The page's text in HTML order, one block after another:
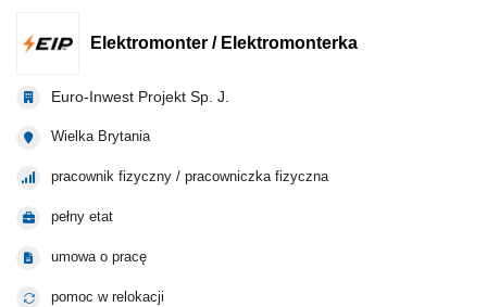
Elektromonter / Elektromonterka
Euro-Inwest Projekt Sp. J.
Wielka Brytania
pracownik fizyczny / pracowniczka fizyczna
pełny etat
umowa o pracę
pomoc w relokacji